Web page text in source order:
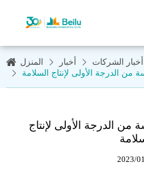
المنزل أخبار
أخبار الشركات
الدرجة الأولى لإنتاج السلامة
الدرجة الأولى لإنتاج
2023/